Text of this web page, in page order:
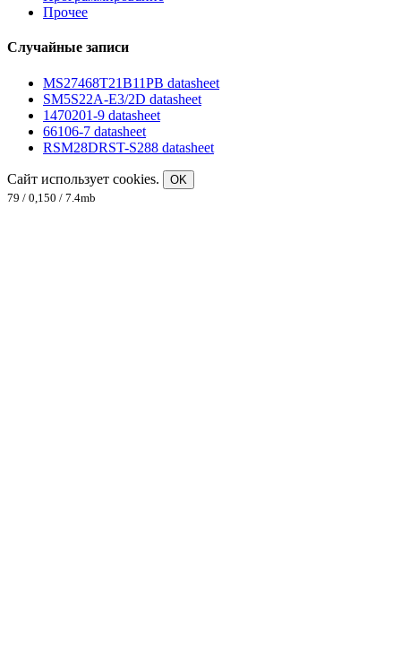
Прочее
Случайные записи
MS27468T21B11PB datasheet
SM5S22A-E3/2D datasheet
1470201-9 datasheet
66106-7 datasheet
RSM28DRST-S288 datasheet
Сайт использует cookies.
OK
79 / 0,150 / 7.4mb